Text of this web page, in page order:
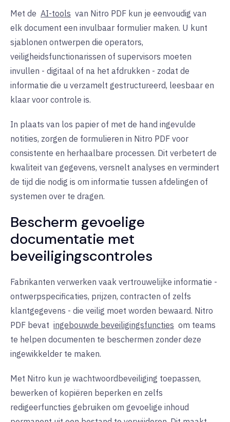
Met de AI-tools van Nitro PDF kun je eenvoudig van
elk document een invulbaar formulier maken. U kunt
sjablonen ontwerpen die operators,
veiligheidsfunctionarissen of supervisors moeten
invullen - digitaal of na het afdrukken - zodat de
informatie die u verzamelt gestructureerd, leesbaar en
klaar voor controle is.
In plaats van los papier of met de hand ingevulde
notities, zorgen de formulieren in Nitro PDF voor
consistente en herhaalbare processen. Dit verbetert de
kwaliteit van gegevens, versnelt analyses en vermindert
de tijd die nodig is om informatie tussen afdelingen of
systemen over te dragen.
Bescherm gevoelige
documentatie met
beveiligingscontroles
Fabrikanten verwerken vaak vertrouwelijke informatie -
ontwerpspecificaties, prijzen, contracten of zelfs
klantgegevens - die veilig moet worden bewaard. Nitro
PDF bevat ingebouwde beveiligingsfuncties om teams
te helpen documenten te beschermen zonder deze
ingewikkelder te maken.
Met Nitro kun je wachtwoordbeveiliging toepassen,
bewerken of kopiëren beperken en zelfs
redigeerfuncties gebruiken om gevoelige inhoud